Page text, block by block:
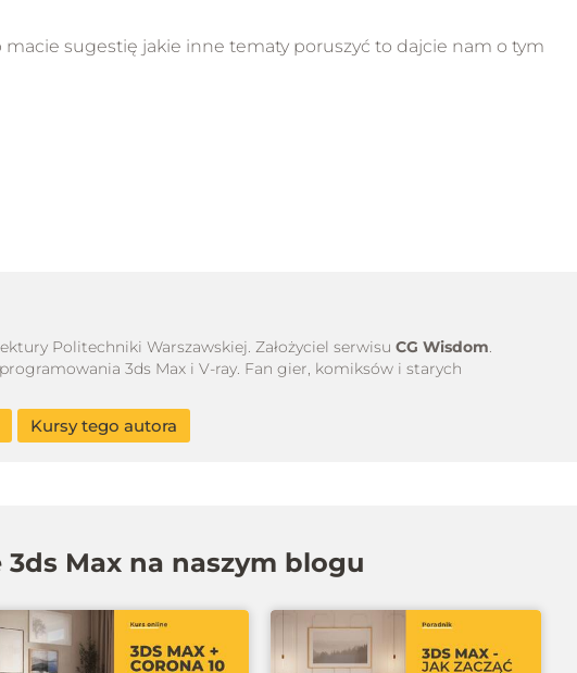
macie sugestię jakie inne tematy poruszyć to dajcie nam o tym
Politechniki Warszawskiej. Założyciel serwisu CG Wisdom.
3ds Max i V-ray. Fan gier, komiksów i starych
Kursy tego autora
Max na naszym blogu